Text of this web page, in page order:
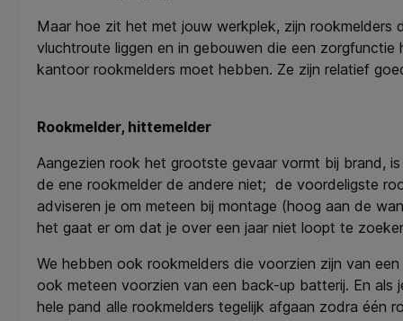
Maar hoe zit het met jouw werkplek, zijn rookmelders
vluchtroute liggen en in gebouwen die een
kantoor rookmelders moet hebben. Ze zijn relatief
Rookmelder, hittemelder
Aangezien rook het grootste gevaar vormt bij brand,
de ene rookmelder de andere niet; de voordeligste
adviseren je om meteen bij montage (hoog aan de
het gaat er om dat je over een jaar niet loopt te
We hebben ook rookmelders die voorzien zijn van
ook meteen voorzien van een back-up batterij. En
hele pand alle rookmelders tegelijk afgaan zodra één